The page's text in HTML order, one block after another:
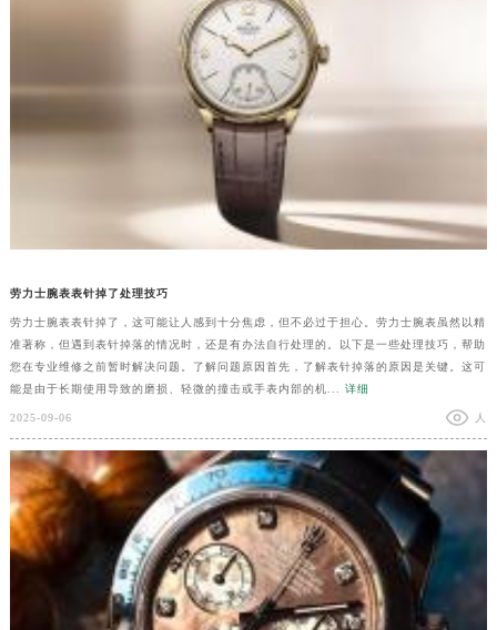
劳力士腕表表针掉了处理技巧
劳力士腕表表针掉了，这可能让人感到十分焦虑，但不必过于担心。劳力士腕表虽然以精
准著称，但遇到表针掉落的情况时，还是有办法自行处理的。以下是一些处理技巧，帮助
您在专业维修之前暂时解决问题。了解问题原因首先，了解表针掉落的原因是关键。这可
能是由于长期使用导致的磨损、轻微的撞击或手表内部的机... 详细
2025-09-06 人